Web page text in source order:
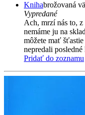
Knihabrožovaná
Vypredané
Ach, mrzí nás to,
nemáme ju na
môžete mať
nepredali posledné
Pridať do zoznamu